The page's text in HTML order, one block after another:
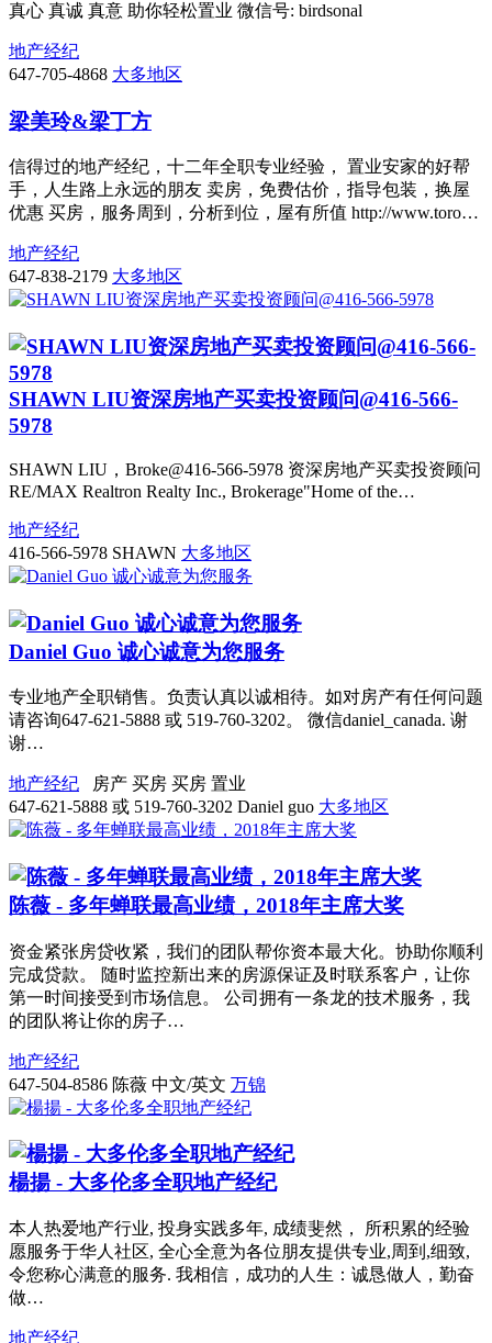
真心 真诚 真意 助你轻松置业 微信号: birdsonal
地产经纪
647-705-4868 大多地区
梁美玲&梁丁方
信得过的地产经纪，十二年全职专业经验， 置业安家的好帮
手，人生路上永远的朋友 卖房，免费估价，指导包装，换屋
优惠 买房，服务周到，分析到位，屋有所值 http://www.toro…
地产经纪
647-838-2179 大多地区
SHAWN LIU资深房地产买卖投资顾问@416-566-
5978
SHAWN LIU，Broke@416-566-5978 资深房地产买卖投资顾问
RE/MAX Realtron Realty Inc., Brokerage"Home of the…
地产经纪
416-566-5978 SHAWN 大多地区
Daniel Guo 诚心诚意为您服务
专业地产全职销售。负责认真以诚相待。如对房产有任何问题
请咨询647-621-5888 或 519-760-3202。 微信daniel_canada. 谢
谢…
地产经纪 房产 买房 买房 置业
647-621-5888 或 519-760-3202 Daniel guo 大多地区
陈薇 - 多年蝉联最高业绩，2018年主席大奖
资金紧张房贷收紧，我们的团队帮你资本最大化。协助你顺利
完成贷款。 随时监控新出来的房源保证及时联系客户，让你
第一时间接受到市场信息。 公司拥有一条龙的技术服务，我
的团队将让你的房子…
地产经纪
647-504-8586 陈薇 中文/英文 万锦
楊揚 - 大多伦多全职地产经纪
本人热爱地产行业, 投身实践多年, 成绩斐然， 所积累的经验
愿服务于华人社区, 全心全意为各位朋友提供专业,周到,细致,
令您称心满意的服务. 我相信，成功的人生：诚恳做人，勤奋
做…
地产经纪